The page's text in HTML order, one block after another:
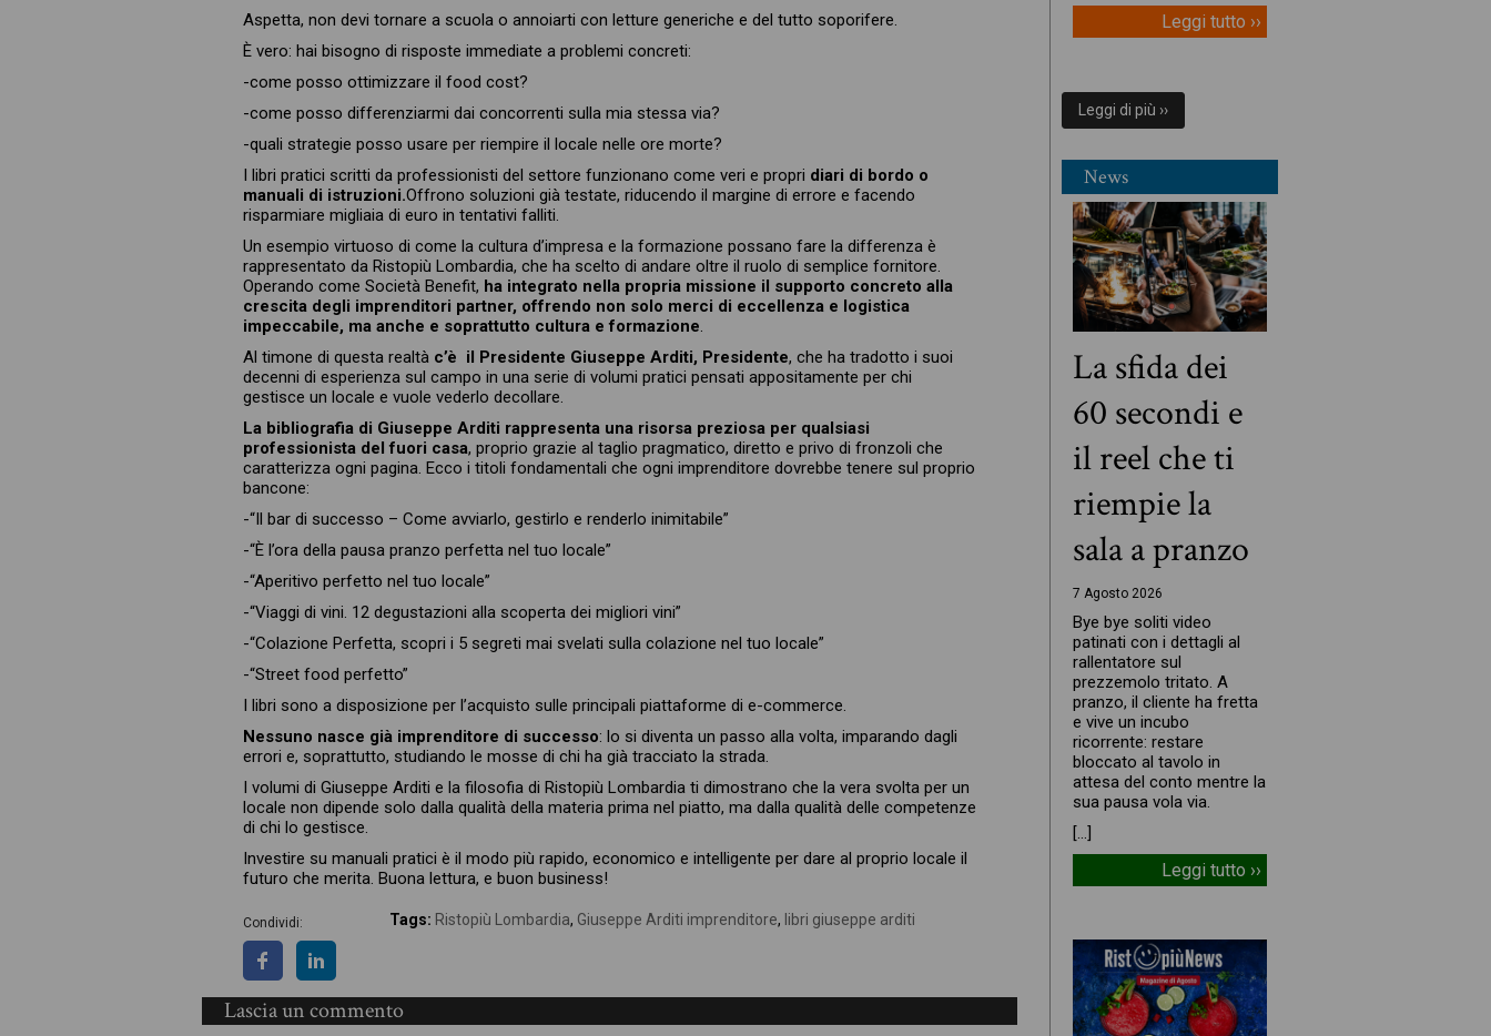
Aspetta, non devi tornare a scuola o annoiarti con letture generiche e del tutto soporifere.
È vero: hai bisogno di risposte immediate a problemi concreti:
-come posso ottimizzare il food cost?
-come posso differenziarmi dai concorrenti sulla mia stessa via?
-quali strategie posso usare per riempire il locale nelle ore morte?
I libri pratici scritti da professionisti del settore funzionano come veri e propri diari di bordo o
manuali di istruzioni.Offrono soluzioni già testate, riducendo il margine di errore e facendo
risparmiare migliaia di euro in tentativi falliti.
Un esempio virtuoso di come la cultura d’impresa e la formazione possano fare la differenza è
rappresentato da Ristopiù Lombardia, che ha scelto di andare oltre il ruolo di semplice fornitore.
Operando come Società Benefit, ha integrato nella propria missione il supporto concreto alla
crescita degli imprenditori partner, offrendo non solo merci di eccellenza e logistica
impeccabile, ma anche e soprattutto cultura e formazione.
Al timone di questa realtà c’è il Presidente Giuseppe Arditi, Presidente, che ha tradotto i suoi
decenni di esperienza sul campo in una serie di volumi pratici pensati appositamente per chi
gestisce un locale e vuole vederlo decollare.
La bibliografia di Giuseppe Arditi rappresenta una risorsa preziosa per qualsiasi
professionista del fuori casa, proprio grazie al taglio pragmatico, diretto e privo di fronzoli che
caratterizza ogni pagina. Ecco i titoli fondamentali che ogni imprenditore dovrebbe tenere sul proprio
bancone:
-“Il bar di successo – Come avviarlo, gestirlo e renderlo inimitabile”
-“È l’ora della pausa pranzo perfetta nel tuo locale”
-“Aperitivo perfetto nel tuo locale”
-“Viaggi di vini. 12 degustazioni alla scoperta dei migliori vini”
-“Colazione Perfetta, scopri i 5 segreti mai svelati sulla colazione nel tuo locale”
-“Street food perfetto”
I libri sono a disposizione per l’acquisto sulle principali piattaforme di e-commerce.
Nessuno nasce già imprenditore di successo: lo si diventa un passo alla volta, imparando dagli
errori e, soprattutto, studiando le mosse di chi ha già tracciato la strada.
I volumi di Giuseppe Arditi e la filosofia di Ristopiù Lombardia ti dimostrano che la vera svolta per un
locale non dipende solo dalla qualità della materia prima nel piatto, ma dalla qualità delle competenze
di chi lo gestisce.
Investire su manuali pratici è il modo più rapido, economico e intelligente per dare al proprio locale il
futuro che merita. Buona lettura, e buon business!
Condividi: Tags: Ristopiù Lombardia, Giuseppe Arditi imprenditore, libri giuseppe arditi
Lascia un commento
Leggi tutto ››
Leggi di più ››
News
La sfida dei
60 secondi e
il reel che ti
riempie la
sala a pranzo
7 Agosto 2026
Bye bye soliti video
patinati con i dettagli al
rallentatore sul
prezzemolo tritato. A
pranzo, il cliente ha fretta
e vive un incubo
ricorrente: restare
bloccato al tavolo in
attesa del conto mentre la
sua pausa vola via.
[…]
Leggi tutto ››